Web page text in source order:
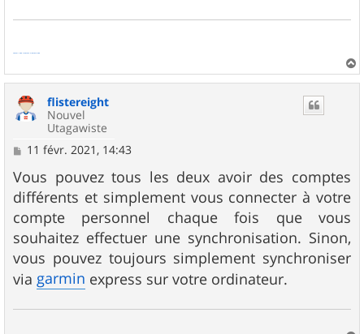
a
flistereight
Nouvel
Utagawiste
M
s
s
a
g
e
11 févr. 2021, 14:43
Vous pouvez tous les deux avoir des comptes
différents et simplement vous connecter à votre
compte personnel chaque fois que vous
souhaitez effectuer une synchronisation. Sinon,
vous pouvez toujours simplement synchroniser
via garmin express sur votre ordinateur.